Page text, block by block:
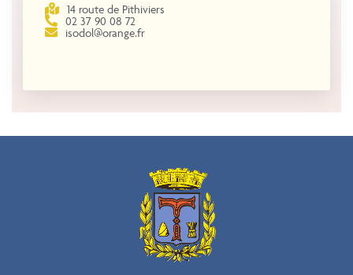
14 route de Pithiviers
02 37 90 08 72
isodol@orange.fr